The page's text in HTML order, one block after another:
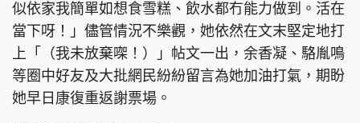
似依家我簡單如想食雪糕、飲水都冇能力做到。活在
當下呀！」儘管情況不樂觀，她依然在文末堅定地打
上「（我未放棄㗎！）」帖文一出，余香凝、駱胤鳴
等圈中好友及大批網民紛紛留言為她加油打氣，期盼
她早日康復重返謝票場。